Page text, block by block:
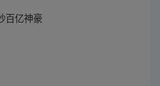
百亿神豪